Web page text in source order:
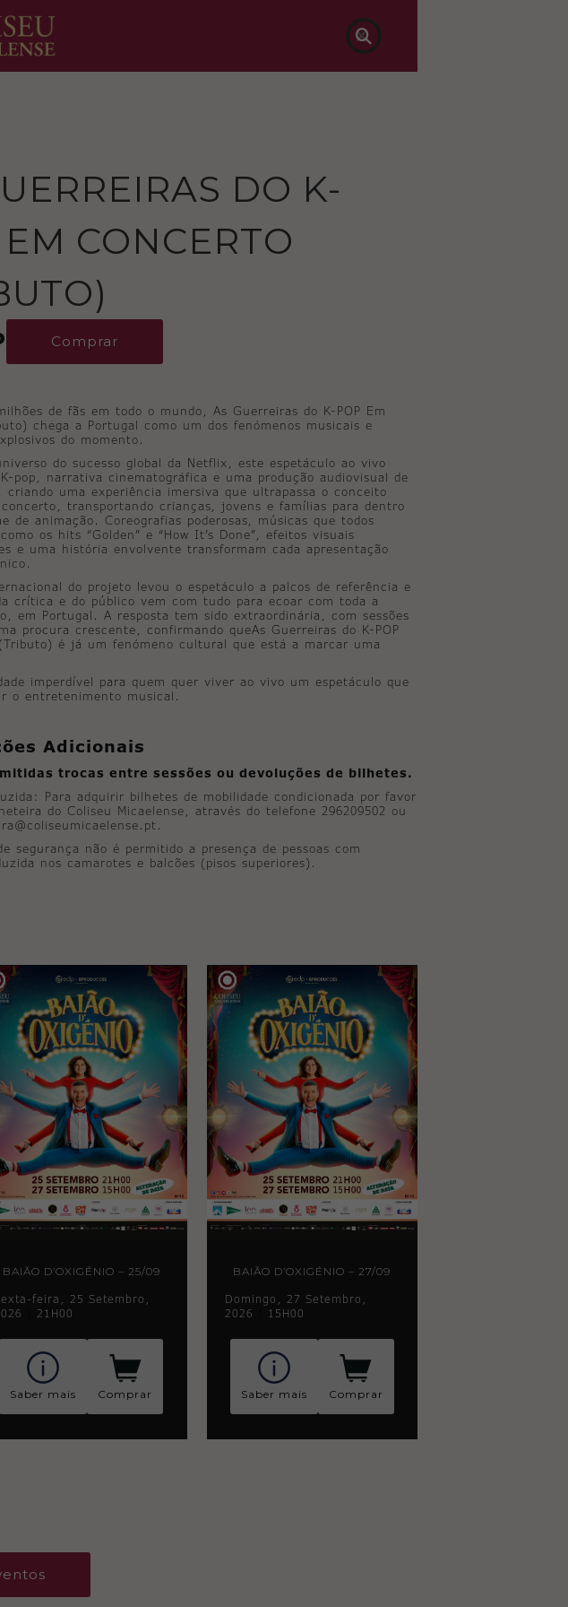

DO K-
CONCERTO
Comprar
de fãs em todo o mundo, As Guerreiras do K-POP Em
chega a Portugal como um dos fenómenos musicais e
do momento.
do sucesso global da Netflix, este espetáculo ao vivo
pop, narrativa cinematográfica e uma produção audiovisual de
criando uma experiência imersiva que ultrapassa o conceito
transportando crianças, jovens e famílias para dentro
de animação. Coreografias poderosas, músicas que todos
os hits “Golden” e “How It’s Done”, efeitos visuais
e uma história envolvente transformam cada apresentação
do projeto levou o espetáculo a palcos de referência e
crítica e do público vem com tudo para ecoar com toda a
em Portugal. A resposta tem sido extraordinária, com sessões
procura crescente, confirmando queAs Guerreiras do K-POP
é já um fenómeno cultural que está a marcar uma
imperdível para quem quer viver ao vivo um espetáculo que
o entretenimento musical.
Adicionais
trocas entre sessões ou devoluções de bilhetes.
Para adquirir bilhetes de mobilidade condicionada por favor
do Coliseu Micaelense, através do telefone 296209502 ou
segurança não é permitido a presença de pessoas com
nos camarotes e balcões (pisos superiores).
BAIÃO D’OXIGÉNIO – 25/09
feira, 25 Setembro,
21H00
Saber mais Comprar
BAIÃO D’OXIGÉNIO – 27/09
Domingo, 27 Setembro,
2026
15H00
Saber mais Comprar